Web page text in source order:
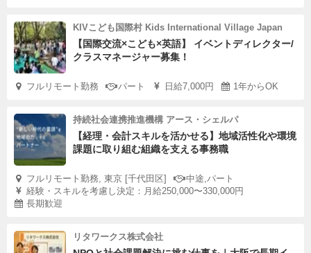
KIVこども国際村 Kids International Village Japan
【国際交流×こども×英語】 イベントディレクター/
クラスマネージャー募集！
フルリモート勤務 パート 日給7,000円 1年からOK
持続社会連携推進機構 アース・シェルパ
【経理・会計スキルを活かせる】地域活性化や環境
課題に取り組む組織を支える事務職
フルリモート勤務, 東京 [千代田区]
中途,パート
経験・スキルを考慮し決定：月給250,000〜330,000円
長期歓迎
リタワークス株式会社